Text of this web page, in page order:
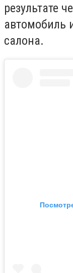
результате
автомобиль
салона.